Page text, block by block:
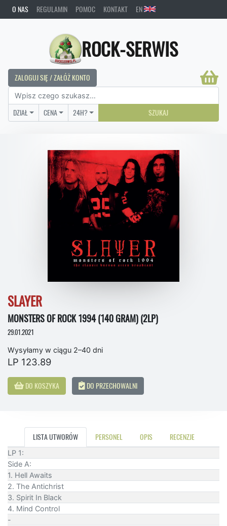
O NAS REGULAMIN POMOC KONTAKT EN
ROCK-SERWIS
ZALOGUJ SIĘ / ZAŁÓŻ KONTO
DZIAŁ CENA 24H? SZUKAJ
SLAYER
MONSTERS OF ROCK 1994 (140 GRAM) (2LP)
29.01.2021
Wysyłamy w ciągu 2–40 dni
LP 123.89
DO KOSZYKA DO PRZECHOWALNI
LISTA UTWORÓW PERSONEL OPIS RECENZJE
LP 1:
Side A:
1. Hell Awaits
2. The Antichrist
3. Spirit In Black
4. Mind Control
-